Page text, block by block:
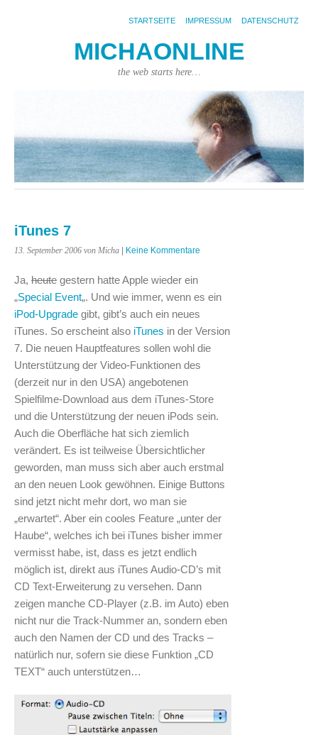
STARTSEITE IMPRESSUM DATENSCHUTZ
MICHAONLINE
the web starts here…
iTunes 7
13. September 2006 von Micha | Keine Kommentare
Ja, heute gestern hatte Apple wieder ein
„Special Event„. Und wie immer, wenn es ein
iPod-Upgrade gibt, gibt’s auch ein neues
iTunes. So erscheint also iTunes in der Version
7. Die neuen Hauptfeatures sollen wohl die
Unterstützung der Video-Funktionen des
(derzeit nur in den USA) angebotenen
Spielfilme-Download aus dem iTunes-Store
und die Unterstützung der neuen iPods sein.
Auch die Oberfläche hat sich ziemlich
verändert. Es ist teilweise Übersichtlicher
geworden, man muss sich aber auch erstmal
an den neuen Look gewöhnen. Einige Buttons
sind jetzt nicht mehr dort, wo man sie
„erwartet“. Aber ein cooles Feature „unter der
Haube“, welches ich bei iTunes bisher immer
vermisst habe, ist, dass es jetzt endlich
möglich ist, direkt aus iTunes Audio-CD’s mit
CD Text-Erweiterung zu versehen. Dann
zeigen manche CD-Player (z.B. im Auto) eben
nicht nur die Track-Nummer an, sondern eben
auch den Namen der CD und des Tracks –
natürlich nur, sofern sie diese Funktion „CD
TEXT“ auch unterstützen…